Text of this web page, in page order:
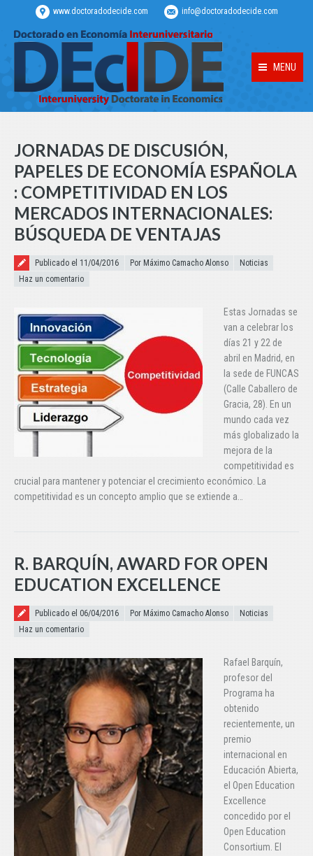
www.doctoradodecide.com info@doctoradodecide.com
MENU
JORNADAS DE DISCUSIÓN,
PAPELES DE ECONOMÍA ESPAÑOLA
: COMPETITIVIDAD EN LOS
MERCADOS INTERNACIONALES:
BÚSQUEDA DE VENTAJAS
Publicado el
Publicado el 11/04/2016 Por Máximo Camacho Alonso
Noticias
Haz un comentario
Estas Jornadas se
van a celebrar los
días 21 y 22 de
abril en Madrid, en
la sede de FUNCAS
(Calle Caballero de
Gracia, 28). En un
mundo cada vez
más globalizado la
mejora de la
competitividad es
crucial para mantener y potenciar el crecimiento económico. La
competitividad es un concepto amplio que se extiende a…
R. BARQUÍN, AWARD FOR OPEN
EDUCATION EXCELLENCE
Publicado el
Publicado el 06/04/2016 Por Máximo Camacho Alonso
Noticias
Haz un comentario
Rafael Barquín,
profesor del
Programa ha
obtenido
recientemente, un
premio
internacional en
Educación Abierta,
el Open Education
Excellence
concedido por el
Open Education
Consortium. El